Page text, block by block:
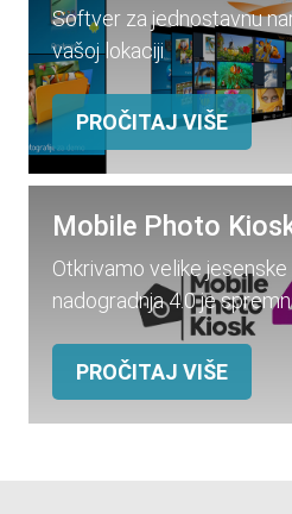
Softver za jednostavnu
vašoj lokaciji
PROČITAJ VIŠE
Mobile Photo
Otkrivamo velike
nadogradnja 4.0 je
PROČITAJ VIŠE